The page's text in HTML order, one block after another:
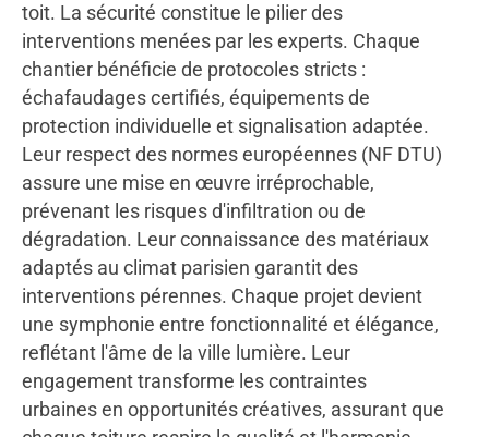
toit. La sécurité constitue le pilier des
interventions menées par les experts. Chaque
chantier bénéficie de protocoles stricts :
échafaudages certifiés, équipements de
protection individuelle et signalisation adaptée.
Leur respect des normes européennes (NF DTU)
assure une mise en œuvre irréprochable,
prévenant les risques d'infiltration ou de
dégradation. Leur connaissance des matériaux
adaptés au climat parisien garantit des
interventions pérennes. Chaque projet devient
une symphonie entre fonctionnalité et élégance,
reflétant l'âme de la ville lumière. Leur
engagement transforme les contraintes
urbaines en opportunités créatives, assurant que